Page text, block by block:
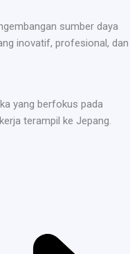
sumber daya
inovatif, profesional, dan
yang berfokus pada
terampil ke Jepang.